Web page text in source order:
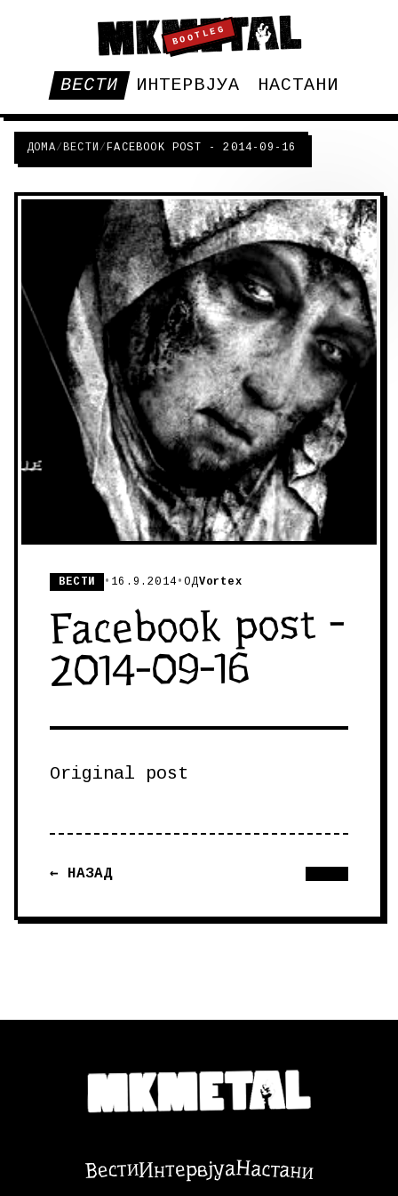
BOOTLEG
ВЕСТИ ИНТЕРВЈУА НАСТАНИ
ДОМА/ВЕСТИ /FACEBOOK POST - 2014-09-16
ВЕСТИ • 16.9.2014 •ОДVortex
Facebook post -
2014-09-16
Original post
← НАЗАД
ВестиИнтервјуаНастани